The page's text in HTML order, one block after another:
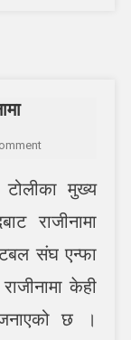
On
फुटबल
पठाए
राजीनामा
मुख्य
राजीनामा
संघ एन्फा
केही
छ ।